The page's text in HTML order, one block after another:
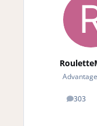
303
posts